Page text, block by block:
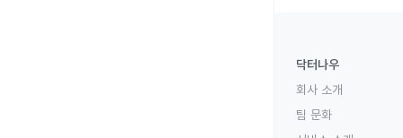
닥터나우
회사 소개
팀 문화